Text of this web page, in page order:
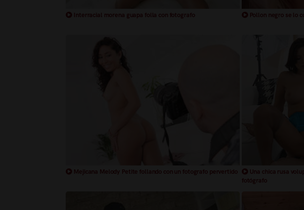
Interracial morena guapa folla con fotografo Pollon negro se lo
Mejicana Melody Petite follando con un fotografo pervertido
Una chica rusa
fotógrafo